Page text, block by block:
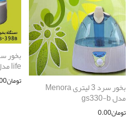
بخور سرد 3 لیتری Menora
مدل gs330-b
تومان0.00
life مدل Nature
تومان